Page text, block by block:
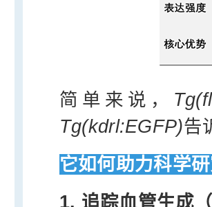
简单来说，
Tg(kdrl:EGFP)告
它如何助力科学
1. 追踪血管生成